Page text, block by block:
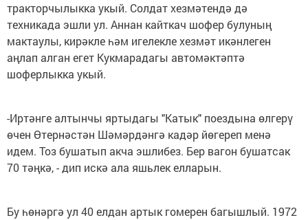
тракторчылыкка укый. Солдат хезмәтендә дә
техникада эшли ул. Аннан кайткач шофер булуның
мактаулы, кирәкле һәм игелекле хезмәт икәнлеген
аңлап алган егет Кукмарадагы автомәктәптә
шоферлыкка укый.
-Иртәнге алтынчы яртыдагы "Катык" поездына өлгерү
өчен Өтернәстән Шәмәрдәнгә кадәр йөгереп менә
идем. Тоз бушатып акча эшлибез. Бер вагон бушатсак
70 тәңкә, - дип искә ала яшьлек елларын.
Бу һөнәргә ул 40 елдан артык гомерен багышлый. 1972